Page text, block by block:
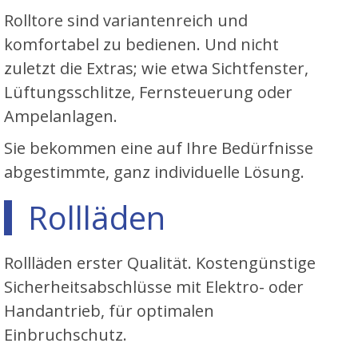
Rolltore sind variantenreich und
komfortabel zu bedienen. Und nicht
zuletzt die Extras; wie etwa Sichtfenster,
Lüftungsschlitze, Fernsteuerung oder
Ampelanlagen.
Sie bekommen eine auf Ihre Bedürfnisse
abgestimmte, ganz individuelle Lösung.
Rollläden
Rollläden erster Qualität. Kostengünstige
Sicherheitsabschlüsse mit Elektro- oder
Handantrieb, für optimalen
Einbruchschutz.